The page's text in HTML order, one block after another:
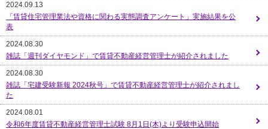
2024.09.13
「賃貸住宅管理業法や資格に関わる実態調査アンケート」実施結果を公
表
2024.08.30
雑誌「週刊ダイヤモンド」で賃貸不動産経営管理士が紹介されました
2024.08.30
雑誌「宅建受験新報 2024秋号」で賃貸不動産経営管理士が紹介されまし
た
2024.08.01
令和6年度賃貸不動産経営管理士試験 8月1日(木)より受験申込開始